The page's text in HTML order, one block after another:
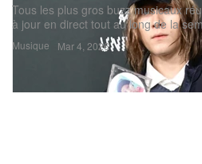
Musique
Tous les plus gros buzz musicaux
à jour en direct tout au long de la
Mar 4, 2026